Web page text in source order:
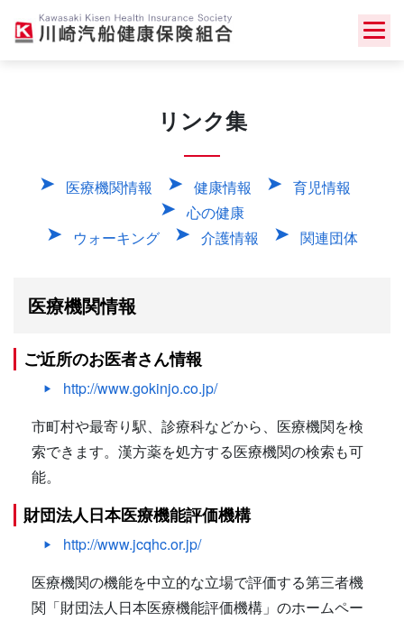
リンク集
医療機関情報 健康情報
育児情報
心の健康
ウォーキング
介護情報 関連団体
医療機関情報
ご近所のお医者さん情報
http://www.gokinjo.co.jp/
市町村や最寄り駅、診療科などから、医療機関を検
索できます。漢方薬を処方する医療機関の検索も可
能。
財団法人日本医療機能評価機構
http://www.jcqhc.or.jp/
医療機関の機能を中立的な立場で評価する第三者機
関「財団法人日本医療機能評価機構」のホームペー